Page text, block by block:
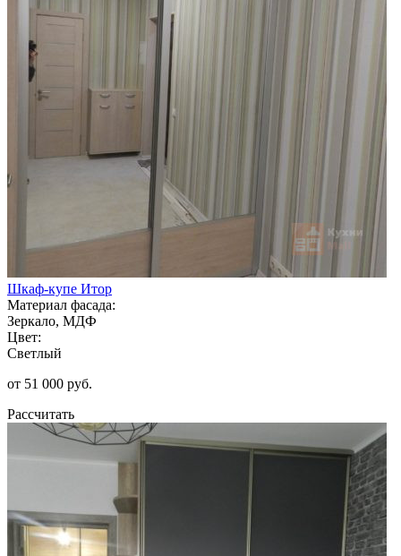
Шкаф-купе Итор
Материал фасада:
Зеркало, МДФ
Цвет:
Светлый
от 51 000 руб.
Рассчитать